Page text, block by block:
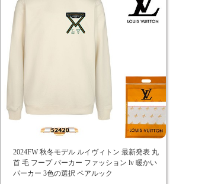
2024FW 秋冬モデル ルイヴィトン 最新発表 丸
首 毛 フープ パーカー ファッション lv 暖かい
パーカー 3色の選択 ペアルック